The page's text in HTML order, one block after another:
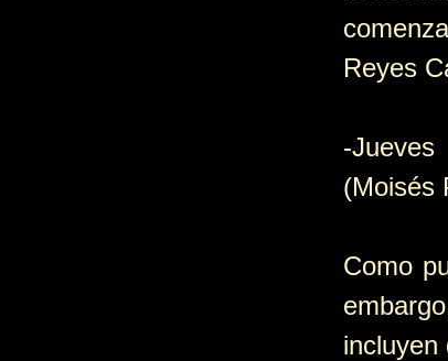
Reyes
-
(Moisés
Como
incluyen